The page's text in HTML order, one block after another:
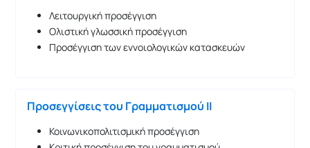
Λειτουργική προσέγγιση
Ολιστική γλωσσική προσέγγιση
Προσέγγιση των εννοιολογικών κατασκευών
Προσεγγίσεις του Γραμματισμού ΙΙ
Κοινωνικοπολιτισμική προσέγγιση